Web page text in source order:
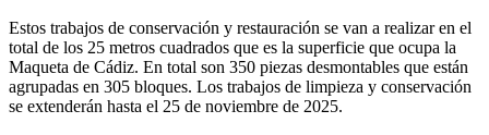
Estos trabajos de conservación y restauración se van a realizar en el
total de los 25 metros cuadrados que es la superficie que ocupa la
Maqueta de Cádiz. En total son 350 piezas desmontables que están
agrupadas en 305 bloques. Los trabajos de limpieza y conservación
se extenderán hasta el 25 de noviembre de 2025.